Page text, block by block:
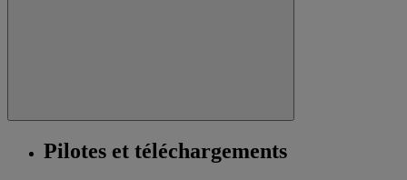
Pilotes et téléchargements